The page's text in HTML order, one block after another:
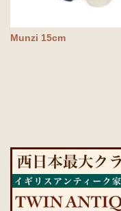
Munzi 15cm